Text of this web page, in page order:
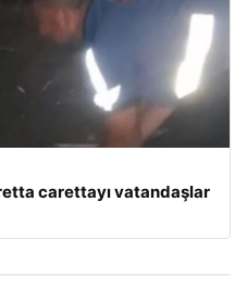
carettayı vatandaşlar